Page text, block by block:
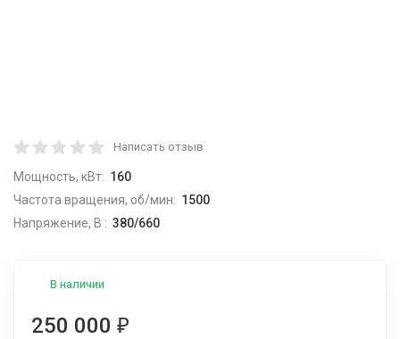
Написать отзыв
Мощность, кВт: 160
Частота вращения, об/мин: 1500
Напряжение, В : 380/660
В наличии
250 000 ₽